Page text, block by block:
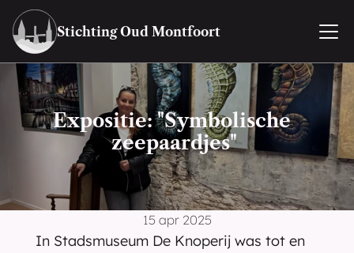
Stichting Oud Montfoort
Expositie: "Symbolische
zeepaardjes"
15 apr 2025
In Stadsmuseum De Knoperij was tot en